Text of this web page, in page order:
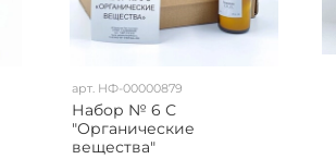
арт. НФ-00000879
Набор № 6 С
"Органические
вещества"